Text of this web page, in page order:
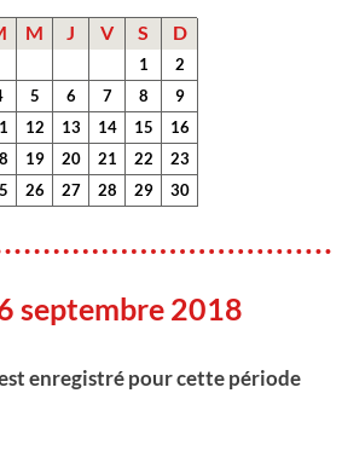
M J V S D
1
2
5 6 7 8
9
12 13 14 15
16
19 20 21 22
23
26 27 28 29 30
septembre 2018
enregistré pour cette période